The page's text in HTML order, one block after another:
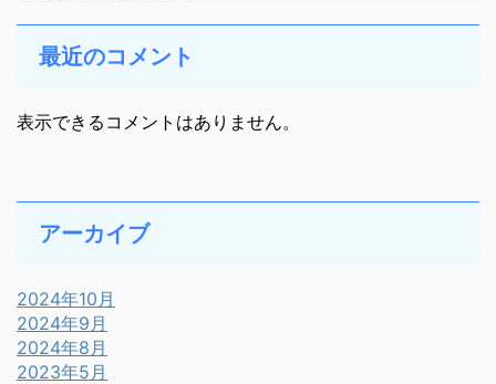
最近のコメント
表示できるコメントはありません。
アーカイブ
2024年10月
2024年9月
2024年8月
2023年5月